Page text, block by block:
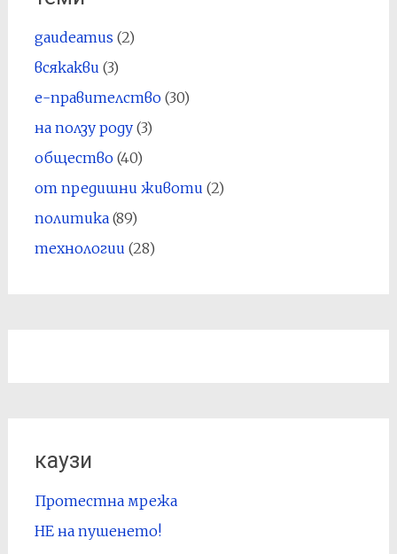
gaudeamus (2)
всякакви (3)
е-правителство(30)
на ползу роду(3)
общество(40)
от предишни животи (2)
политика(89)
технологии (28)
каузи
Протестна мрежа
НЕ на пушенето!